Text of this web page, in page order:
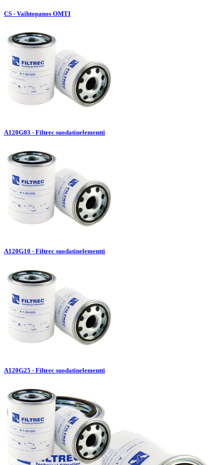
CS - Vaihtopanos OMTI
A120G03 - Filtrec suodatinelementti
A120G10 - Filtrec suodatinelementti
A120G25 - Filtrec suodatinelementti